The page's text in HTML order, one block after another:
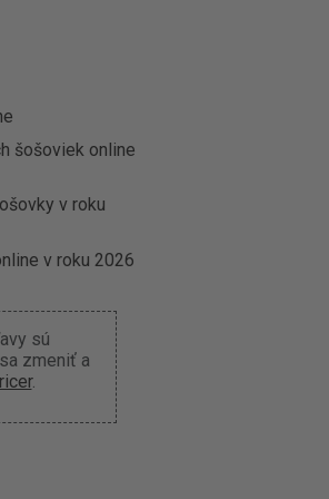
šošoviek online
v roku
v roku 2026
sú
zmeniť a
.